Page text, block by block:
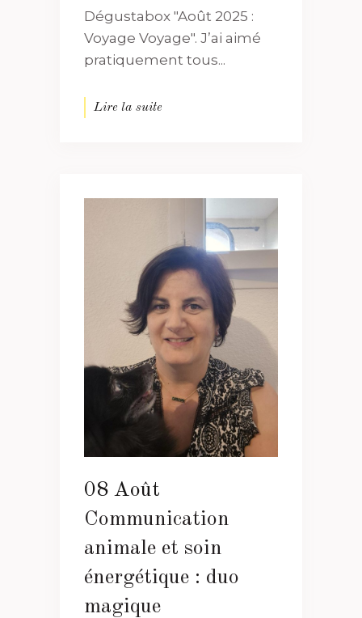
Dégustabox "Août 2025 :
Voyage Voyage". J’ai aimé
pratiquement tous...
Lire la suite
08 Août
Communication
animale et soin
énergétique : duo
magique